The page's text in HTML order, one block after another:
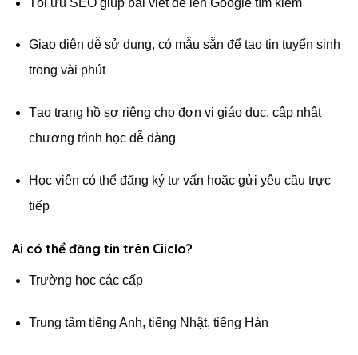
Giao diện dễ sử dụng, có mẫu sẵn để tạo tin tuyển sinh
trong vài phút
Tạo trang hồ sơ riêng cho đơn vị giáo dục, cập nhật
chương trình học dễ dàng
Học viên có thể đăng ký tư vấn hoặc gửi yêu cầu trực
tiếp
Ai có thể đăng tin trên Ciiclo?
Trường học các cấp
Trung tâm tiếng Anh, tiếng Nhật, tiếng Hàn